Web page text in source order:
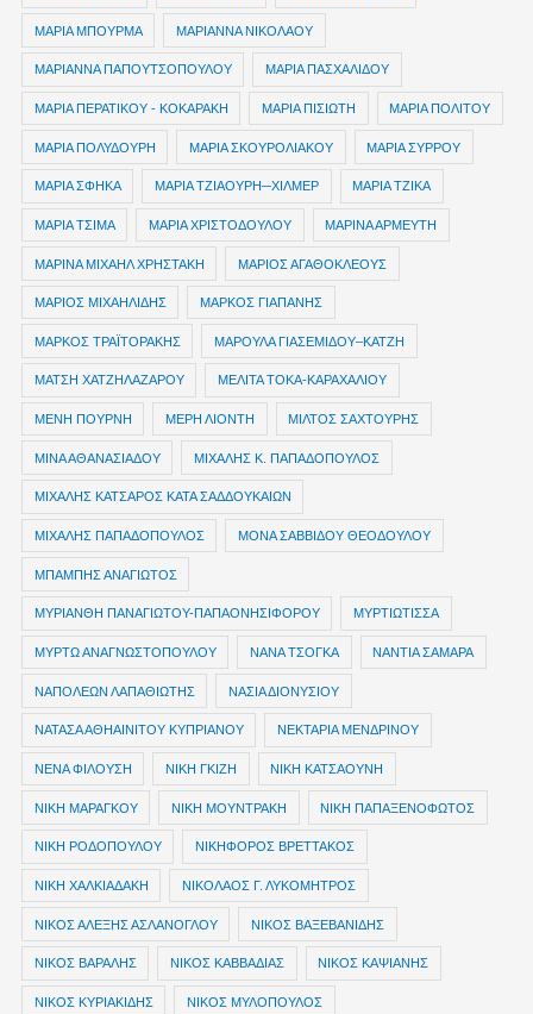
ΜΑΡΙΑ ΜΠΟΥΡΜΑ ΜΑΡΙΑΝΝΑ ΝΙΚΟΛΑΟΥ
ΜΑΡΙΑΝΝΑ ΠΑΠΟΥΤΣΟΠΟΥΛΟΥ ΜΑΡΙΑ ΠΑΣΧΑΛΙΔΟΥ
ΜΑΡΙΑ ΠΕΡΑΤΙΚΟΥ - ΚΟΚΑΡΑΚΗ ΜΑΡΙΑ ΠΙΣΙΩΤΗ ΜΑΡΙΑ ΠΟΛΙΤΟΥ
ΜΑΡΙΑ ΠΟΛΥΔΟΥΡΗ ΜΑΡΙΑ ΣΚΟΥΡΟΛΙΑΚΟΥ ΜΑΡΙΑ ΣΥΡΡΟΥ
ΜΑΡΙΑ ΣΦΗΚΑ ΜΑΡΙΑ ΤΖΙΑΟΥΡΗ─ΧΙΛΜΕΡ ΜΑΡΙΑ ΤΖΙΚΑ
ΜΑΡΙΑ ΤΣΙΜΑ ΜΑΡΙΑ ΧΡΙΣΤΟΔΟΥΛΟΥ ΜΑΡΙΝΑ ΑΡΜΕΥΤΗ
ΜΑΡΙΝΑ ΜΙΧΑΗΛ ΧΡΗΣΤΑΚΗ ΜΑΡΙΟΣ ΑΓΑΘΟΚΛΕΟΥΣ
ΜΑΡΙΟΣ ΜΙΧΑΗΛΙΔΗΣ ΜΑΡΚΟΣ ΓΙΑΠΑΝΗΣ
ΜΑΡΚΟΣ ΤΡΑΪΤΟΡΑΚΗΣ ΜΑΡΟΥΛΑ ΓΙΑΣΕΜΙΔΟΥ–ΚΑΤΖΗ
ΜΑΤΣΗ ΧΑΤΖΗΛΑΖΑΡΟΥ ΜΕΛΙΤΑ ΤΟΚΑ-ΚΑΡΑΧΑΛΙΟΥ
ΜΕΝΗ ΠΟΥΡΝΗ ΜΕΡΗ ΛΙΟΝΤΗ ΜΙΛΤΟΣ ΣΑΧΤΟΥΡΗΣ
ΜΙΝΑ ΑΘΑΝΑΣΙΑΔΟΥ ΜΙΧΑΛΗΣ Κ. ΠΑΠΑΔΟΠΟΥΛΟΣ
ΜΙΧΑΛΗΣ ΚΑΤΣΑΡΟΣ ΚΑΤΑ ΣΑΔΔΟΥΚΑΙΩΝ
ΜΙΧΑΛΗΣ ΠΑΠΑΔΟΠΟΥΛΟΣ ΜΟΝΑ ΣΑΒΒΙΔΟΥ ΘΕΟΔΟΥΛΟΥ
ΜΠΑΜΠΗΣ ΑΝΑΓΙΩΤΟΣ
ΜΥΡΙΑΝΘΗ ΠΑΝΑΓΙΩΤΟΥ-ΠΑΠΑΟΝΗΣΙΦΟΡΟΥ ΜΥΡΤΙΩΤΙΣΣΑ
ΜΥΡΤΩ ΑΝΑΓΝΩΣΤΟΠΟΥΛΟΥ ΝΑΝΑ ΤΣΟΓΚΑ ΝΑΝΤΙΑ ΣΑΜΑΡΑ
ΝΑΠΟΛΕΩΝ ΛΑΠΑΘΙΩΤΗΣ ΝΑΣΙΑ ΔΙΟΝΥΣΙΟΥ
ΝΑΤΑΣΑ ΑΘΗΑΙΝΙΤΟΥ ΚΥΠΡΙΑΝΟΥ ΝΕΚΤΑΡΙΑ ΜΕΝΔΡΙΝΟΥ
ΝΕΝΑ ΦΙΛΟΥΣΗ ΝΙΚΗ ΓΚΙΖΗ ΝΙΚΗ ΚΑΤΣΑΟΥΝΗ
ΝΙΚΗ ΜΑΡΑΓΚΟΥ ΝΙΚΗ ΜΟΥΝΤΡΑΚΗ ΝΙΚΗ ΠΑΠΑΞΕΝΟΦΩΤΟΣ
ΝΙΚΗ ΡΟΔΟΠΟΥΛΟΥ ΝΙΚΗΦΟΡΟΣ ΒΡΕΤΤΑΚΟΣ
ΝΙΚΗ ΧΑΛΚΙΑΔΑΚΗ ΝΙΚΟΛΑΟΣ Γ. ΛΥΚΟΜΗΤΡΟΣ
ΝΙΚΟΣ ΑΛΕΞΗΣ ΑΣΛΑΝΟΓΛΟΥ ΝΙΚΟΣ ΒΑΞΕΒΑΝΙΔΗΣ
ΝΙΚΟΣ ΒΑΡΑΛΗΣ ΝΙΚΟΣ ΚΑΒΒΑΔΙΑΣ ΝΙΚΟΣ ΚΑΨΙΑΝΗΣ
ΝΙΚΟΣ ΚΥΡΙΑΚΙΔΗΣ ΝΙΚΟΣ ΜΥΛΟΠΟΥΛΟΣ